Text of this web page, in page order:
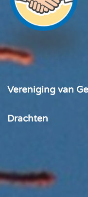
Vereniging van
Drachten